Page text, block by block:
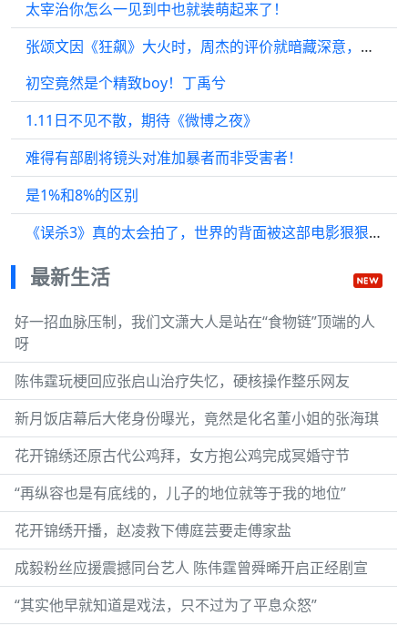
太宰治你怎么一见到中也就装萌起来了！
张颂文因《狂飙》大火时，周杰的评价就暗藏深意，现在被黑不意外
初空竟然是个精致boy！丁禹兮
1.11日不见不散，期待《微博之夜》
难得有部剧将镜头对准加暴者而非受害者！
是1%和8%的区别
《误杀3》真的太会拍了，世界的背面被这部电影狠狠拍出来了！
最新生活
好一招血脉压制，我们文潇大人是站在“食物链”顶端的人
呀
陈伟霆玩梗回应张启山治疗失忆，硬核操作整乐网友
新月饭店幕后大佬身份曝光，竟然是化名董小姐的张海琪
花开锦绣还原古代公鸡拜，女方抱公鸡完成冥婚守节
“再纵容也是有底线的，儿子的地位就等于我的地位”
花开锦绣开播，赵凌救下傅庭芸要走傅家盐
成毅粉丝应援震撼同台艺人 陈伟霆曾舜晞开启正经剧宣
“其实他早就知道是戏法，只不过为了平息众怒”